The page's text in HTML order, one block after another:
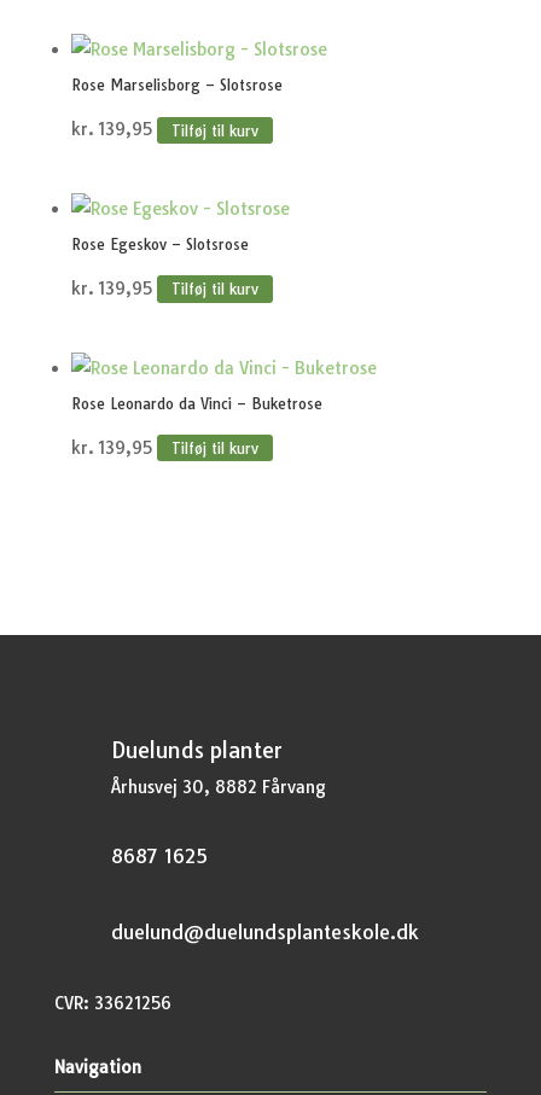
Rose Marselisborg – Slotsrose
kr. 139,95 Tilføj til kurv
Rose Egeskov – Slotsrose
kr. 139,95 Tilføj til kurv
Rose Leonardo da Vinci – Buketrose
kr. 139,95 Tilføj til kurv
Duelunds planter
Århusvej 30, 8882 Fårvang
8687 1625
duelund@duelundsplanteskole.dk
CVR: 33621256
Navigation